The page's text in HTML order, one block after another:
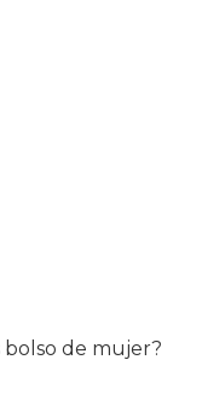
de mujer?